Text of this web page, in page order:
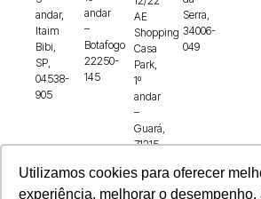
Utilizamos cookies para oferecer
experiência, melhorar o desempenho,
andar,
Itaim
Bibi,
SP,
04538-
905
andar
–
Botafogo
22250-
145
AE
Shopping
Casa
Park,
1º
andar
–
Guará,
71215-
Serra,
34006-
049